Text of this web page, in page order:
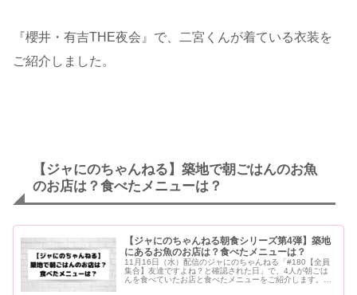
『櫻井・有吉THE夜会』で、二宮くんが着ている衣装を
ご紹介しました。
【ジャにのちゃんねる】築地で朝ごはんのお魚
のお店は？食べたメニューは？
【ジャにのちゃんねる朝食シリーズ第4弾】築地
にあるお魚のお店は？食べたメニューは？
11月16日（水）配信のジャにのちゃんねる「#180【全員
集合】友達ですよね？と確認された日」で、4人が朝ごは
んを食べていたお店と食べたメニューをご紹介します。